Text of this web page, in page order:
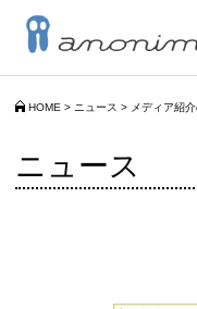
HOME > ニュース > メディア紹
ニュース